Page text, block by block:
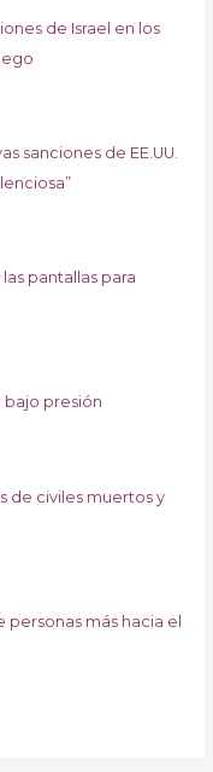
de Israel en los
sanciones de EE.UU.
pantallas para
bajo presión
de civiles muertos y
más hacia el